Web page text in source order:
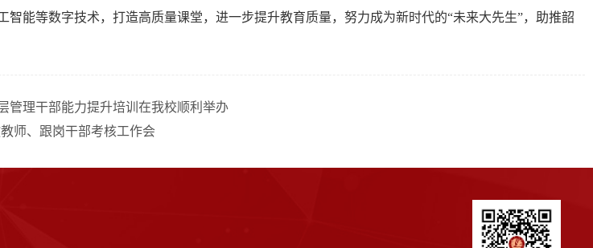
智能等数字技术，打造高质量课堂，进一步提升教育质量，努力成为新时代的“未来大先生”，助推韶
管理干部能力提升培训在我校顺利举办
师、跟岗干部考核工作会